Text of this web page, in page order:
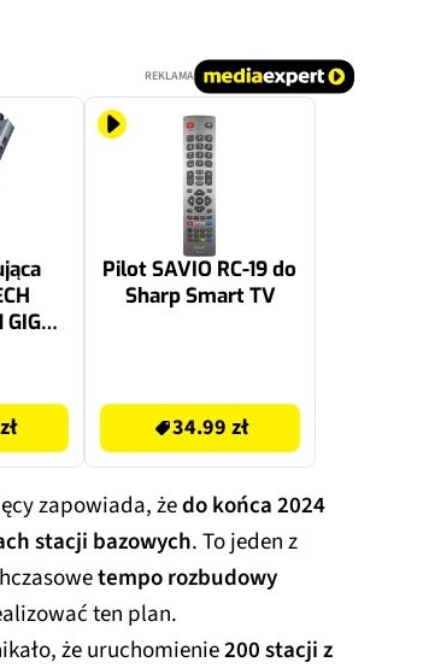
REKLAMA
Pilot SAVIO RC-19 do
Sharp Smart TV
34.99 zł
zapowiada, żedo końca 2024
stacji bazowych. To jeden z
tempo rozbudowy
ten plan.
że uruchomienie200 stacji z